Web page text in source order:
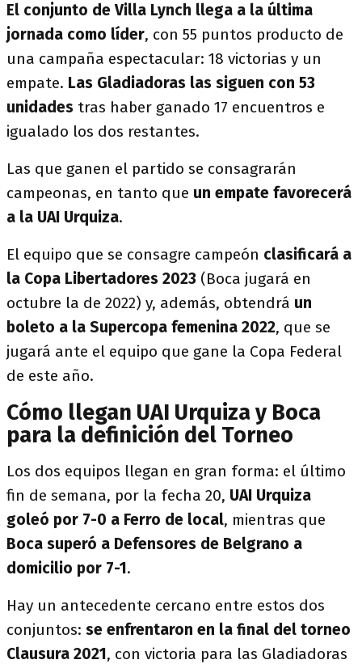
El conjunto de Villa Lynch llega a la última
jornada como líder, con 55 puntos producto de
una campaña espectacular: 18 victorias y un
empate. Las Gladiadoras las siguen con 53
unidades tras haber ganado 17 encuentros e
igualado los dos restantes.
Las que ganen el partido se consagrarán
campeonas, en tanto que un empate favorecerá
a la UAI Urquiza.
El equipo que se consagre campeón clasificará a
la Copa Libertadores 2023 (Boca jugará en
octubre la de 2022) y, además, obtendrá un
boleto a la Supercopa femenina 2022, que se
jugará ante el equipo que gane la Copa Federal
de este año.
Cómo llegan UAI Urquiza y Boca
para la definición del Torneo
Los dos equipos llegan en gran forma: el último
fin de semana, por la fecha 20, UAI Urquiza
goleó por 7-0 a Ferro de local, mientras que
Boca superó a Defensores de Belgrano a
domicilio por 7-1.
Hay un antecedente cercano entre estos dos
conjuntos: se enfrentaron en la final del torneo
Clausura 2021, con victoria para las Gladiadoras